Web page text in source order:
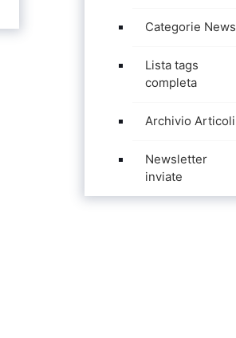
Categorie News
Lista tags
completa
Archivio Articoli
Newsletter
inviate